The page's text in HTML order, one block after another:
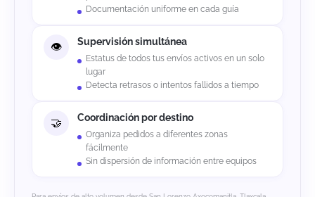
Documentación uniforme en cada guía
Supervisión simultánea
Estatus de todos tus envíos activos en un solo
lugar
Detecta retrasos o intentos fallidos a tiempo
Coordinación por destino
Organiza pedidos a diferentes zonas
fácilmente
Sin dispersión de información entre equipos